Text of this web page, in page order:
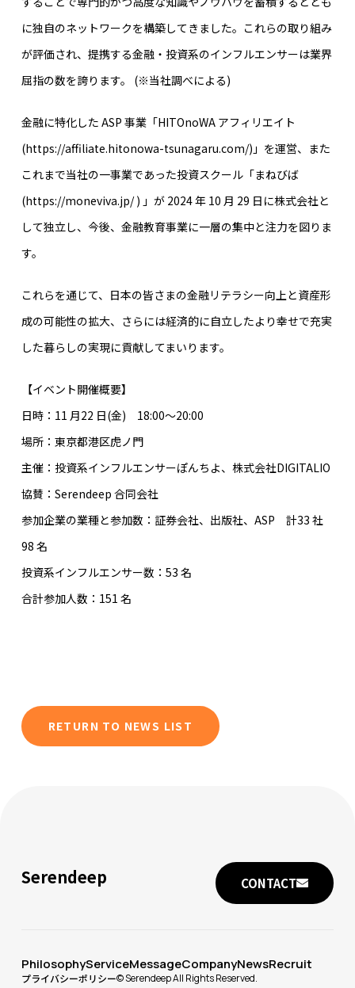
に独自のネットワークを構築してきました。これらの取り組み
が評価され、提携する金融・投資系のインフルエンサーは業界
屈指の数を誇ります。 (※当社調べによる)
金融に特化した ASP 事業「HITOnoWA アフィリエイト
(https://affiliate.hitonowa-tsunagaru.com/)」を運営、また
これまで当社の一事業であった投資スクール「まねびば
(https://moneviva.jp/) 」が 2024 年 10 月 29 日に株式会社と
して独立し、今後、金融教育事業に一層の集中と注力を図りま
す。
これらを通じて、日本の皆さまの金融リテラシー向上と資産形
成の可能性の拡大、さらには経済的に自立したより幸せで充実
した暮らしの実現に貢献してまいります。
【イベント開催概要】
日時：11 月22 日(金) 18:00〜20:00
場所：東京都港区虎ノ門
主催：投資系インフルエンサーぽんちよ、株式会社DIGITALIO
協賛：Serendeep 合同会社
参加企業の業種と参加数：証券会社、出版社、ASP 計33 社
98 名
投資系インフルエンサー数：53 名
合計参加人数：151 名
RETURN TO NEWS LIST
Serendeep CONTACT
PhilosophyServiceMessageCompanyNewsRecruit
プライバシーポリシー©︎ Serendeep All Rights Reserved.